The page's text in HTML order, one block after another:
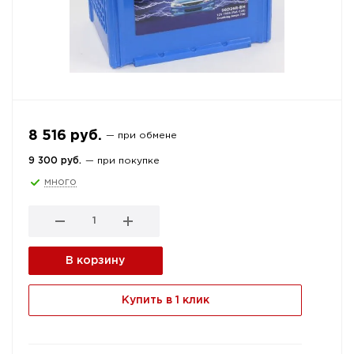
8 516 руб. — при обмене
9 300 руб. — при покупке
много
В корзину
Купить в 1 клик